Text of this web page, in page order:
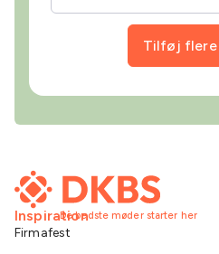
Tilføj
De bedste møder starter her
Inspiration
Firmafest